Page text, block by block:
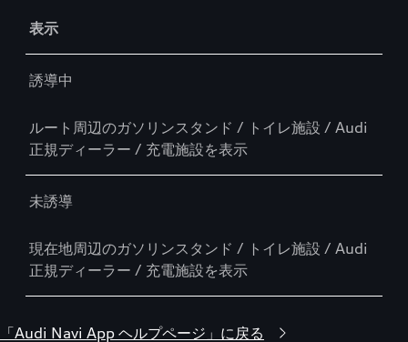
表示
誘導中
ルート周辺のガソリンスタンド / トイレ施設 / Audi
正規ディーラー / 充電施設を表示
未誘導
現在地周辺のガソリンスタンド / トイレ施設 / Audi
正規ディーラー / 充電施設を表示
「Audi Navi App ヘルプページ」に戻る